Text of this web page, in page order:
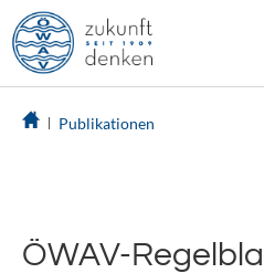
Publikationen
ÖWAV-